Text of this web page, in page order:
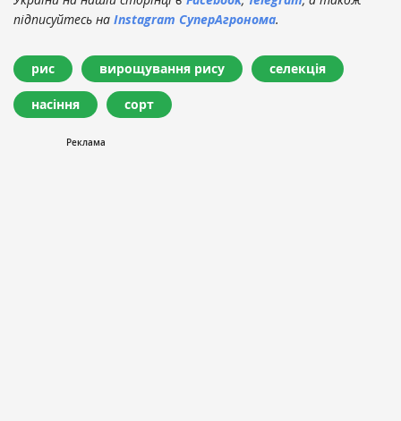
підписуйтесь на Instagram СуперАгронома.
рис вирощування рису селекція
насіння сорт